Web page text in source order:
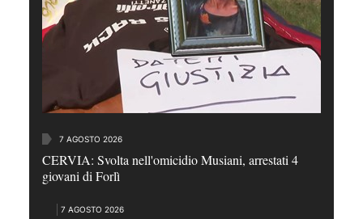
7 AGOSTO 2026
CERVIA: Svolta nell'omicidio Musiani, arrestati 4
giovani di Forlì
7 AGOSTO 2026